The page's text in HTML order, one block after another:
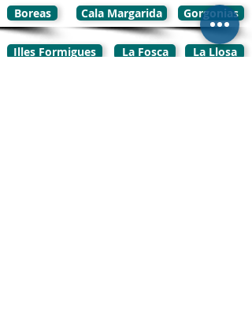
Boreas Cala Margarida Gorgonias
Illes Formigues La Fosca La Llosa